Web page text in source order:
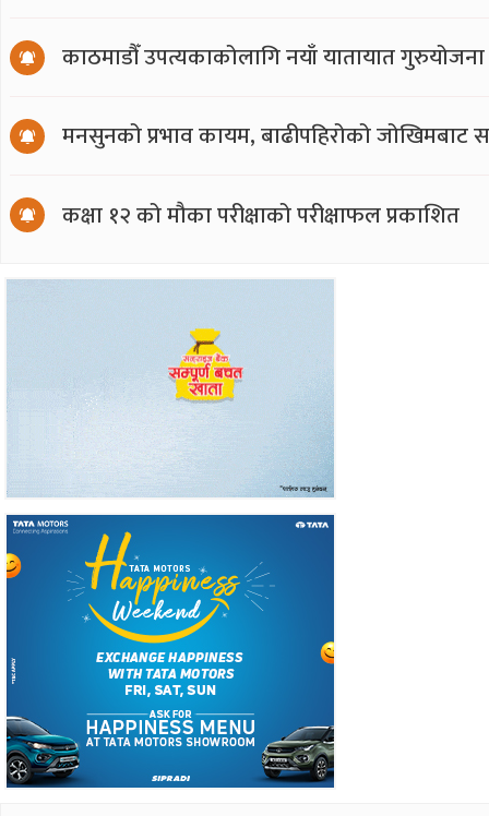
काठमाडौँ उपत्यकाकोलागि नयाँ यातायात
मनसुनको प्रभाव कायम, बाढीपहिरोको जोखिमबाट
कक्षा १२ को मौका परीक्षाको परीक्षाफल प्रकाशित